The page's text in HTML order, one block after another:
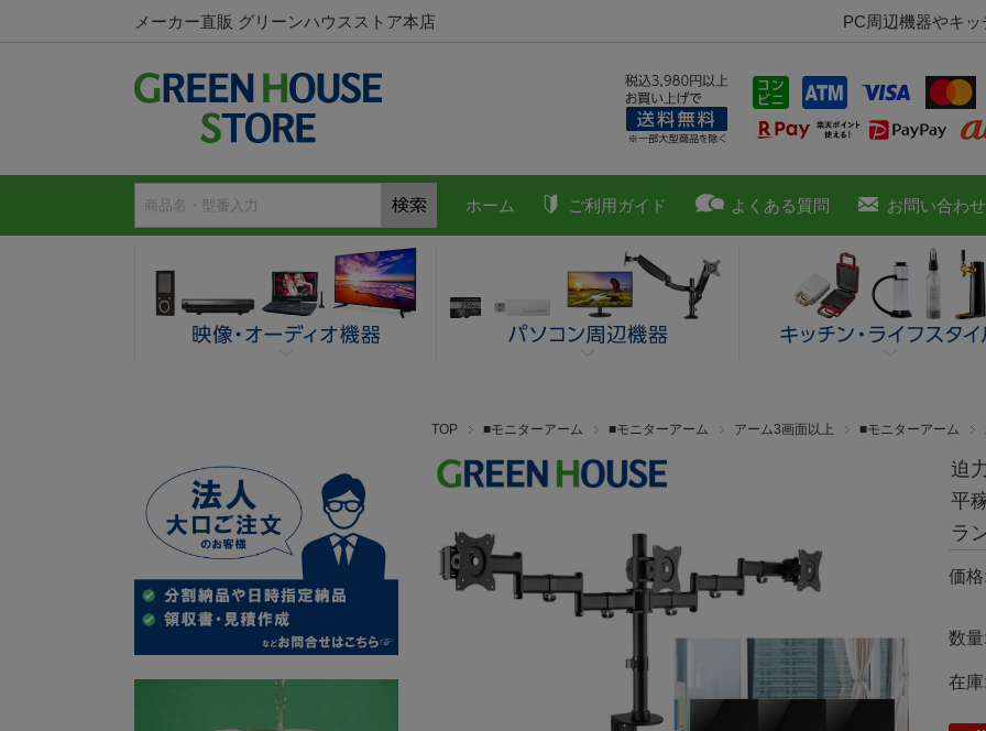
メーカー直販 グリーンハウスストア本店 PC周辺機器やキ
ホーム ご利用ガイド よくある質問 お問い合わせ
TOP ■モニターアーム ■モニターアーム アーム3画面以上 ■モニターアーム
迫
平
ラ
価
数
在